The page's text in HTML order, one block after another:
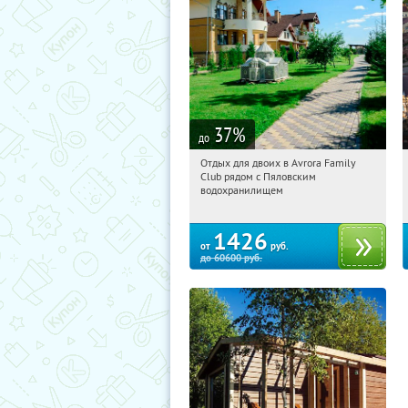
до 37%
06:27:37 Купили:
Московская обл., Мытищинский р-н,
Отдых для двоих в Avrora Family
Club рядом с Пяловским
водохранилищем
от 1426 руб.
до60600руб.